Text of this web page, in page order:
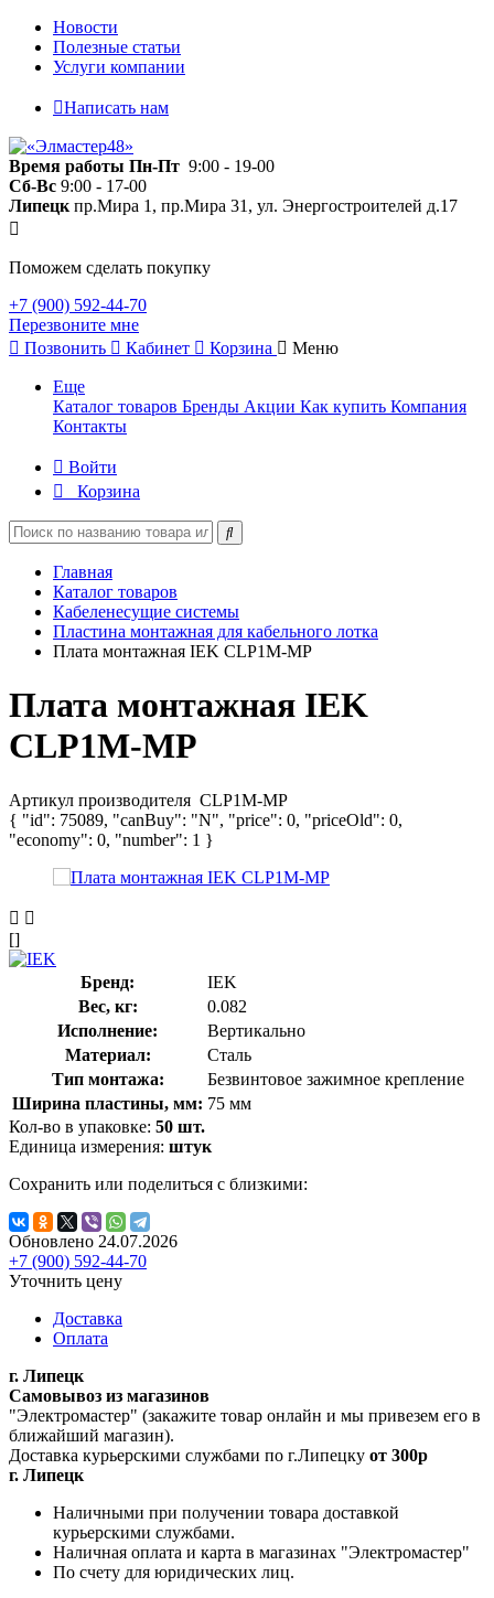
Новости
Полезные статьи
Услуги компании
Написать нам
Время работы Пн-Пт 9:00 - 19-00
Сб-Вс 9:00 - 17-00
Липецк пр.Мира 1, пр.Мира 31, ул. Энергостроителей д.17
Поможем сделать покупку
+7 (900) 592-44-70
Перезвоните мне
Позвонить
Кабинет Корзина Меню
Еще
Каталог товаров Бренды Акции Как купить Компания
Контакты
Войти
Корзина
Главная
Каталог товаров
Кабеленесущие системы
Пластина монтажная для кабельного лотка
Плата монтажная IEK CLP1M-MP
Плата монтажная IEK
CLP1M-MP
Артикул производителя CLP1M-MP
{ "id": 75089, "canBuy": "N", "price": 0, "priceOld": 0,
"economy": 0, "number": 1 }
[]
Бренд:
IEK
Вес, кг:
0.082
Исполнение:
Вертикально
Материал:
Сталь
Тип монтажа:
Безвинтовое зажимное крепление
Ширина пластины, мм: 75 мм
Кол-во в упаковке: 50 шт.
Единица измерения: штук
Сохранить или поделиться с близкими:
Обновлено 24.07.2026
+7 (900) 592-44-70
Уточнить цену
Доставка
Оплата
г. Липецк
Самовывоз из магазинов
"Электромастер" (закажите товар онлайн и мы привезем его в
ближайший магазин).
Доставка курьерскими службами по г.Липецку от 300р
г. Липецк
Наличными при получении товара доставкой
курьерскими службами.
Наличная оплата и карта в магазинах "Электромастер"
По счету для юридических лиц.